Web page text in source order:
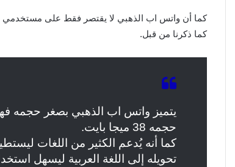
كما ذكرنا من قبل.
يتميز واتس اب الذهبي بصغر حجمه
حجمه 38 ميجا بايت.
كما أنه يُدعم الكثير من اللغات
تحويله إلى اللغة العربية ليسهل